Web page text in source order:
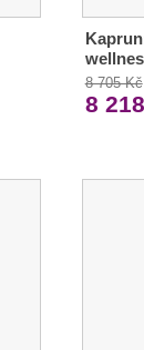
8 705 Kč
8 218